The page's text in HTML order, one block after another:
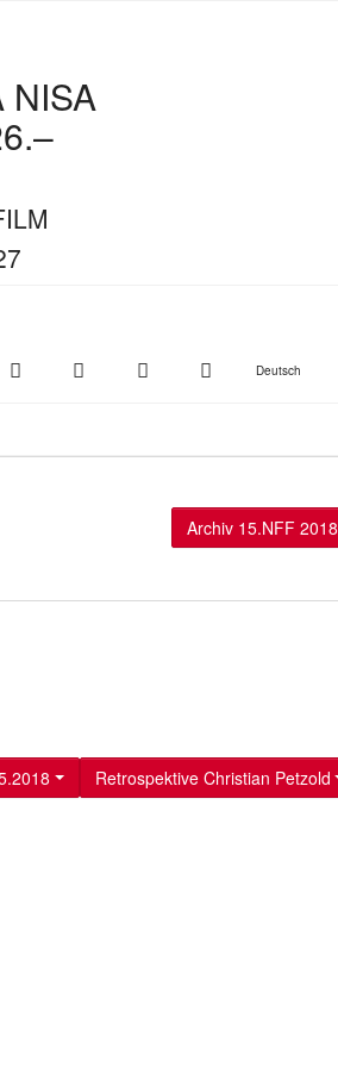
NISA
Facebook Twitter Instagram SucheDeutsch
Archiv 15.NFF 2018
Retrospektive Christian Petzold